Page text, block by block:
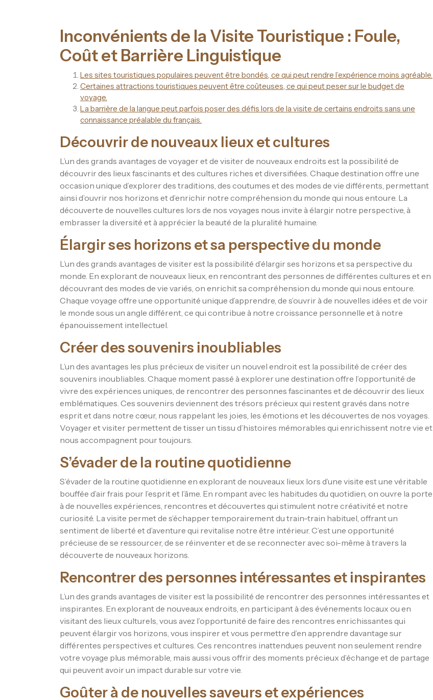
Inconvénients de la Visite Touristique : Foule,
Coût et Barrière Linguistique
Les sites touristiques populaires peuvent être bondés, ce qui peut rendre l’expérience moins agréable.
Certaines attractions touristiques peuvent être coûteuses, ce qui peut peser sur le budget de
voyage.
La barrière de la langue peut parfois poser des défis lors de la visite de certains endroits sans une
connaissance préalable du français.
Découvrir de nouveaux lieux et cultures
L’un des grands avantages de voyager et de visiter de nouveaux endroits est la possibilité de
découvrir des lieux fascinants et des cultures riches et diversifiées. Chaque destination offre une
occasion unique d’explorer des traditions, des coutumes et des modes de vie différents, permettant
ainsi d’ouvrir nos horizons et d’enrichir notre compréhension du monde qui nous entoure. La
découverte de nouvelles cultures lors de nos voyages nous invite à élargir notre perspective, à
embrasser la diversité et à apprécier la beauté de la pluralité humaine.
Élargir ses horizons et sa perspective du monde
L’un des grands avantages de visiter est la possibilité d’élargir ses horizons et sa perspective du
monde. En explorant de nouveaux lieux, en rencontrant des personnes de différentes cultures et en
découvrant des modes de vie variés, on enrichit sa compréhension du monde qui nous entoure.
Chaque voyage offre une opportunité unique d’apprendre, de s’ouvrir à de nouvelles idées et de voir
le monde sous un angle différent, ce qui contribue à notre croissance personnelle et à notre
épanouissement intellectuel.
Créer des souvenirs inoubliables
L’un des avantages les plus précieux de visiter un nouvel endroit est la possibilité de créer des
souvenirs inoubliables. Chaque moment passé à explorer une destination offre l’opportunité de
vivre des expériences uniques, de rencontrer des personnes fascinantes et de découvrir des lieux
emblématiques. Ces souvenirs deviennent des trésors précieux qui restent gravés dans notre
esprit et dans notre cœur, nous rappelant les joies, les émotions et les découvertes de nos voyages.
Voyager et visiter permettent de tisser un tissu d’histoires mémorables qui enrichissent notre vie et
nous accompagnent pour toujours.
S’évader de la routine quotidienne
S’évader de la routine quotidienne en explorant de nouveaux lieux lors d’une visite est une véritable
bouffée d’air frais pour l’esprit et l’âme. En rompant avec les habitudes du quotidien, on ouvre la porte
à de nouvelles expériences, rencontres et découvertes qui stimulent notre créativité et notre
curiosité. La visite permet de s’échapper temporairement du train-train habituel, offrant un
sentiment de liberté et d’aventure qui revitalise notre être intérieur. C’est une opportunité
précieuse de se ressourcer, de se réinventer et de se reconnecter avec soi-même à travers la
découverte de nouveaux horizons.
Rencontrer des personnes intéressantes et inspirantes
L’un des grands avantages de visiter est la possibilité de rencontrer des personnes intéressantes et
inspirantes. En explorant de nouveaux endroits, en participant à des événements locaux ou en
visitant des lieux culturels, vous avez l’opportunité de faire des rencontres enrichissantes qui
peuvent élargir vos horizons, vous inspirer et vous permettre d’en apprendre davantage sur
différentes perspectives et cultures. Ces rencontres inattendues peuvent non seulement rendre
votre voyage plus mémorable, mais aussi vous offrir des moments précieux d’échange et de partage
qui peuvent avoir un impact durable sur votre vie.
Goûter à de nouvelles saveurs et expériences